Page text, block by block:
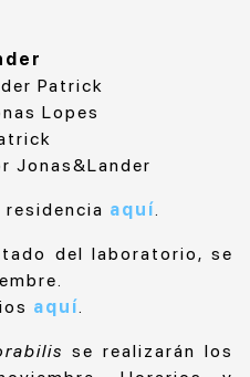
Patrick
Lopes
Jonas&Lander
residencia aquí.
del laboratorio, se
aquí.
se realizarán los